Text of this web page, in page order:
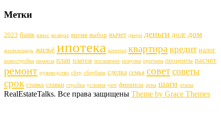
Метки
2023 банк взнос возврат время выбор вычет двери деньги долг дом
жилплощадь жильё ипотека капитал квартиракредит налог
новостройка нюансы план платеж погашение покупка причина проценты расчет
ремонт руководство сбер сбербанк сделка семья советсоветы
срок ставка ставки стройка условия уют финансы цена шаги этапы
RealEstateTalks. Все права защищены Theme by Grace Themes